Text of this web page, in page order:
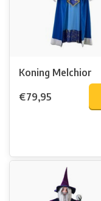
Koning Melchior
€79,95